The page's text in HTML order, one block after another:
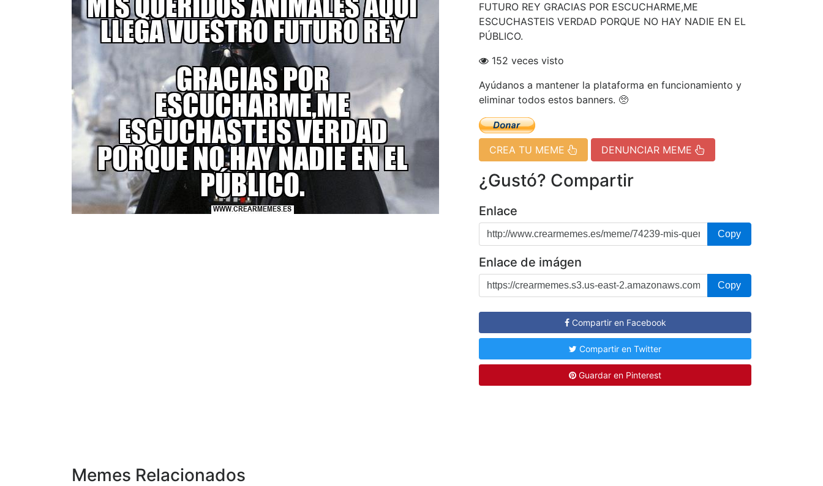
FUTURO REY GRACIAS POR ESCUCHARME,ME
ESCUCHASTEIS VERDAD PORQUE NO HAY NADIE EN EL
PÚBLICO.
152 veces visto
Ayúdanos a mantener la plataforma en funcionamiento y
eliminar todos estos banners. 🥺
CREA TU MEME DENUNCIAR MEME
¿Gustó? Compartir
Enlace
Copy
Enlace de imágen
Copy
Compartir en Facebook
Compartir en Twitter
Guardar en Pinterest
Memes Relacionados